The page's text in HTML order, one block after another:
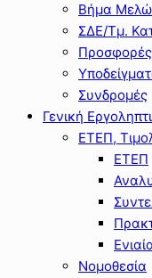
Βήμα
ΣΔΕ/Τμ.
Συνδρομές
Γενική
ΕΤΕΠ,
ΕΤΕΠ
Νομοθεσία